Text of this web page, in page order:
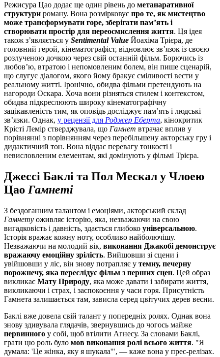
Режисура Цао додає ще один рівень до метанаративної
структури роману. Вона розмірковує про те, як мистецтво
може трансформувати горе, зберігати пам’ять і
створювати простір для переосмислення життя. Ця ідея
також з’являється у Sentimental Value Йоахіма Трієра, де
головний герой, кінематографіст, відновлює зв’язок із своєю
розлученою дочкою через свій останній фільм. Борючись із
любов’ю, втратою і непомовленим болем, він пише сценарій,
що слугує діалогом, якого йому бракує сміливості вести у
реальному житті. Іронічно, обидва фільми претендують на
нагороди Оскара. Хоча вони різняться стилем і контекстом,
обидва підкреслюють широку кінематографічну
зацікавленість тим, як оповідь досліджує пам’ять і людські
зв’язки. Однак, у рецензії для Роджер Еберта, кінокритик
Крісті Лемір стверджувала, що Гамнет втрачає вплив у
порівнянні з порівнянням через перебільшену акторську гру і
дидактичний тон. Вона віддає перевагу тонкості і
невисловленим елементам, які домінують у фільмі Трієра.
Джессі Баклі та Пол Мескал у Члоею
Цао Гамнеті
З бездоганним талантом і емоціями, акторський склад
Гамнету оживляє історію, яка, незважаючи на свою
вигадковість і давність, здається глибоко універсальною.
Історія вражає кожну ноту, особливо найболючішу.
Незважаючи на молодий вік, виконання Джакобі демонструє
вражаючу емоційну зрілість. Вийшовши зі сцени і
увійшовши у ліс, він знову потрапляє у темну, печерну
порожнечу, яка переслідує фільм з перших сцен. Цей образ
викликає Мату Природу, яка може давати і забирати життя,
викликаючи і страх, і заспокоєння у часи горя. Присутність
Гамнета залишається там, зависла серед цвітучих дерев весни.
Баклі вже довела свій талант у попередніх ролях. Однак вона
знову здивувала глядачів, звернувшись до чогось майже
первинного у собі, щоб втілити Агнесу. За словами Баклі,
грати цю роль було мов виконання ролі всього життя. "Я
думала: 'Це жінка, яку я шукала'", — каже вона у прес-релізах.